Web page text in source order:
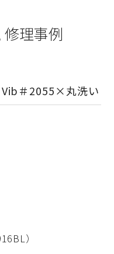
修理事例
＃2055×丸洗い
）